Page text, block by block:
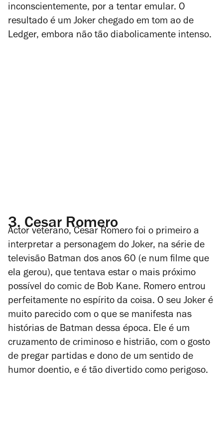
inconscientemente, por a tentar emular. O
resultado é um Joker chegado em tom ao de
Ledger, embora não tão diabolicamente intenso.
3.Cesar Romero
Actor veterano, Cesar Romero foi o primeiro a
interpretar a personagem do Joker, na série de
televisão Batman dos anos 60 (e num filme que
ela gerou), que tentava estar o mais próximo
possível do comic de Bob Kane. Romero entrou
perfeitamente no espírito da coisa. O seu Joker é
muito parecido com o que se manifesta nas
histórias de Batman dessa época. Ele é um
cruzamento de criminoso e histrião, com o gosto
de pregar partidas e dono de um sentido de
humor doentio, e é tão divertido como perigoso.